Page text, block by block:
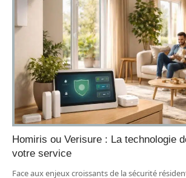
Homiris ou Verisure : La technologie
votre service
Face aux enjeux croissants de la sécurité